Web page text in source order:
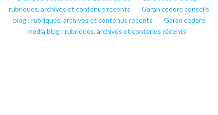
rubriques, archives et contenus recents
Garan cedore conseils
blog : rubriques, archives et contenus recents
Garan cedore
media blog : rubriques, archives et contenus récents